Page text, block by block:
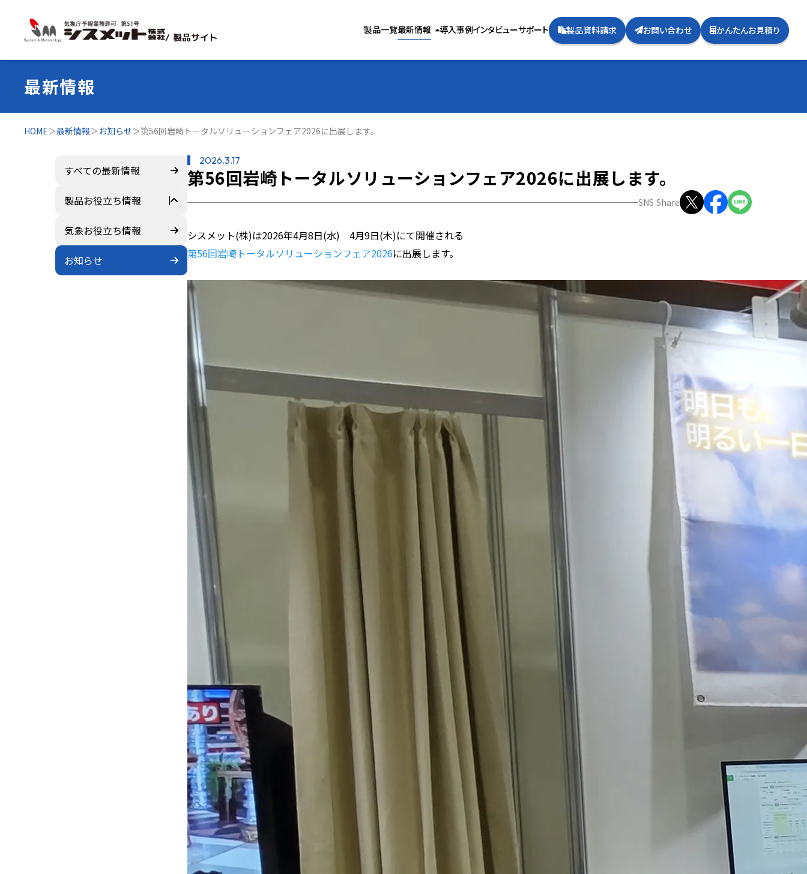
/ 製品サイト
製品一覧最新情報 arrow_drop_up
気象お役立ち情報
導入事例インタビューサポート 製品資料請求 お問い合わせ かんたんお見積り
最新情報
HOME＞最新情報＞ お知らせ＞第56回岩崎トータルソリューションフェア2026に出展します。
すべての最新情報
製品お役立ち情報
すべて
ZEROSAI X-AI
気象お役立ち情報
お知らせ
2026.3.17
第56回岩崎トータルソリューションフェア2026に出展します。
SNS Share
シスメット(株)は2026年4月8日(水) 4月9日(木)にて開催される
第56回岩崎トータルソリューションフェア2026に出展します。